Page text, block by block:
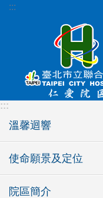
跳到主要內容區塊
:::
:::
溫馨迴響
使命願景及定位
院區簡介